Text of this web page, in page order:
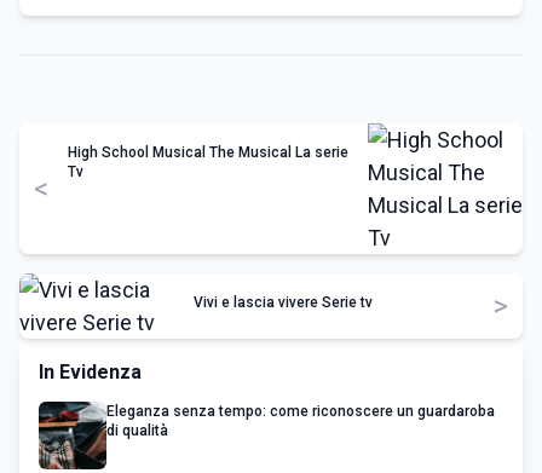
<
High School Musical The Musical La serie
Tv
Vivi e lascia vivere Serie tv >
In Evidenza
Eleganza senza tempo: come riconoscere un guardaroba
di qualità